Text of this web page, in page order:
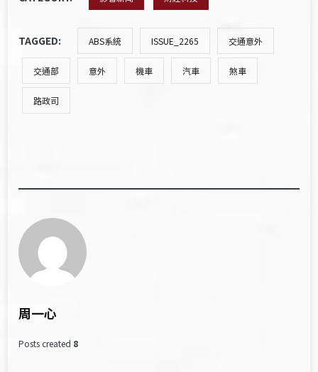
TAGGED: ABS系統 ISSUE_2265 交通意外
交通部 意外 機車 汽車 煞車
路政司
周一心
Posts created 8